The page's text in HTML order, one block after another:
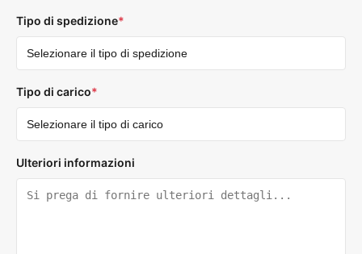
Tipo di spedizione*
Tipo di carico*
Ulteriori informazioni